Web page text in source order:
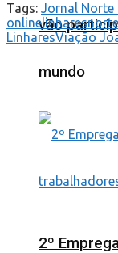
vão
mundo
2º
Tags: Jornal Norte
onlinelinhares
LinharesViação